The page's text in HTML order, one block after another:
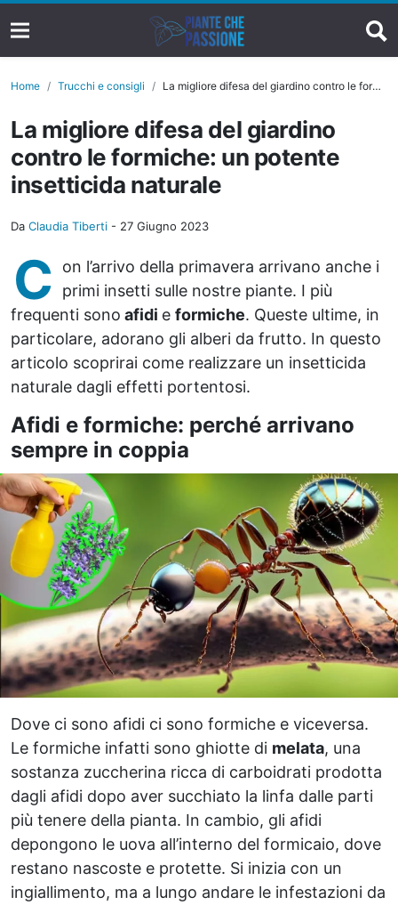
Home Trucchi e consigli La migliore difesa del giardino contro le formiche: un potente insetticida naturale
La migliore difesa del giardino
contro le formiche: un potente
insetticida naturale
Da Claudia Tiberti - 27 Giugno 2023
C
on l’arrivo della primavera arrivano anche i
primi insetti sulle nostre piante. I più
frequenti sono afidi e formiche. Queste ultime, in
particolare, adorano gli alberi da frutto. In questo
articolo scoprirai come realizzare un insetticida
naturale dagli effetti portentosi.
Afidi e formiche: perché arrivano
sempre in coppia
Dove ci sono afidi ci sono formiche e viceversa.
Le formiche infatti sono ghiotte di melata, una
sostanza zuccherina ricca di carboidrati prodotta
dagli afidi dopo aver succhiato la linfa dalle parti
più tenere della pianta. In cambio, gli afidi
depongono le uova all’interno del formicaio, dove
restano nascoste e protette. Si inizia con un
ingiallimento, ma a lungo andare le infestazioni da